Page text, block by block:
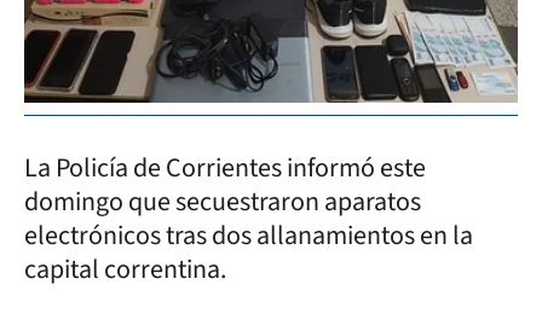
La Policía de Corrientes informó este
domingo que secuestraron aparatos
electrónicos tras dos allanamientos en la
capital correntina.